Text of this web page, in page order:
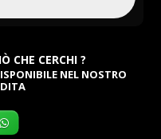
CHE CERCHI ?
NEL NOSTRO